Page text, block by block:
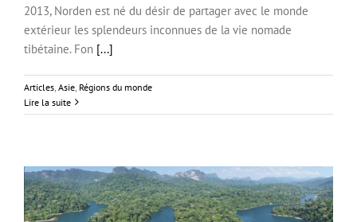
2013, Norden est né du désir de partager avec le monde
extérieur les splendeurs inconnues de la vie nomade
tibétaine. Fon [...]
Articles Asie Régions du monde
Lire la suite